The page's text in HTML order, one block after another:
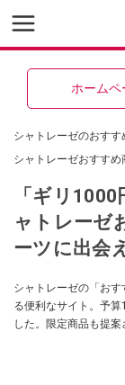
ホームペ
シャトレーゼのおすす
シャトレーゼおすす
「ギリ
ャトレーゼ
ーツに出会
シャトレーゼの「お
る便利なサイト。予
した。限定商品も提